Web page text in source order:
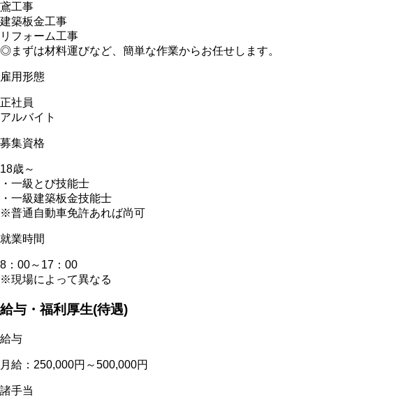
鳶工事
建築板金工事
リフォーム工事
◎まずは材料運びなど、簡単な作業からお任せします。
雇用形態
正社員
アルバイト
募集資格
18歳～
・一級とび技能士
・一級建築板金技能士
※普通自動車免許あれば尚可
就業時間
8：00～17：00
※現場によって異なる
給与・福利厚生(待遇)
給与
月給：250,000円～500,000円
諸手当